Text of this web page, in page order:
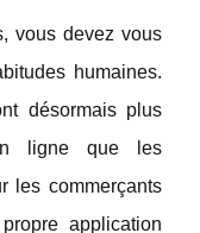
vous devez vous
humaines.
désormais plus
ligne que les
les commerçants
application